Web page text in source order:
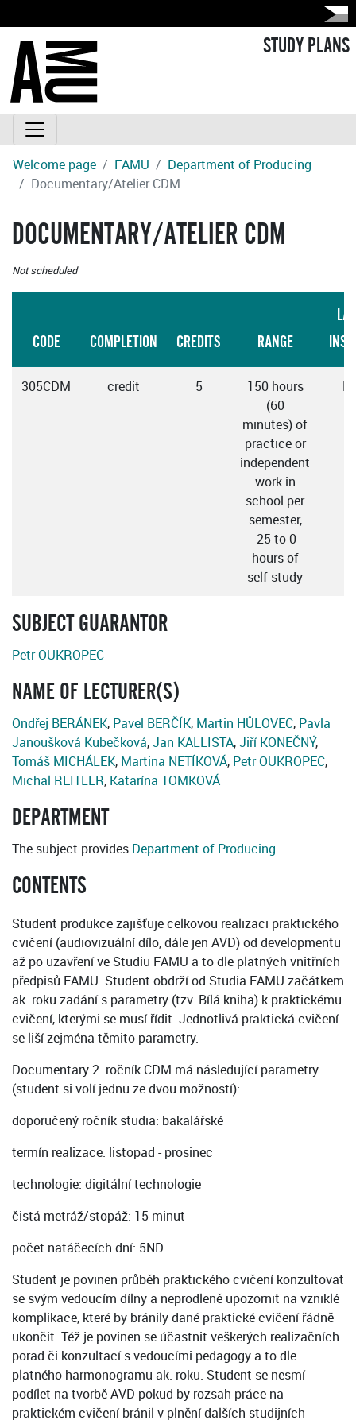
STUDY PLANS
Welcome page FAMU
Department of Producing
Documentary/Atelier CDM
DOCUMENTARY/ATELIER CDM
Not scheduled
CODE COMPLETION CREDITS RANGE
305CDM credit 5
150 hours
(60
minutes) of
practice or
independent
work in
school per
semester,
-25 to 0
hours of
self-study
SUBJECT GUARANTOR
Petr OUKROPEC
NAME OF LECTURER(S)
Ondřej BERÁNEK, Pavel BERČÍK, Martin HŮLOVEC, Pavla
Janoušková Kubečková,Jan KALLISTA,Jiří KONEČNÝ,
Tomáš MICHÁLEK, Martina NETÍKOVÁ, Petr OUKROPEC,
Michal REITLER, Katarína TOMKOVÁ
DEPARTMENT
The subject provides Department of Producing
CONTENTS
Student produkce zajišťuje celkovou realizaci praktického
cvičení (audiovizuální dílo, dále jen AVD) od developmentu
až po uzavření ve Studiu FAMU a to dle platných vnitřních
předpisů FAMU. Student obdrží od Studia FAMU začátkem
ak. roku zadání s parametry (tzv. Bílá kniha) k praktickému
cvičení, kterými se musí řídit. Jednotlivá praktická cvičení
se liší zejména těmito parametry.
Documentary 2. ročník CDM má následující parametry
(student si volí jednu ze dvou možností):
doporučený ročník studia: bakalářské
termín realizace: listopad - prosinec
technologie: digitální technologie
čistá metráž/stopáž: 15 minut
počet natáčecích dní: 5ND
Student je povinen průběh praktického cvičení konzultovat
se svým vedoucím dílny a neprodleně upozornit na vzniklé
komplikace, které by bránily dané praktické cvičení řádně
ukončit. Též je povinen se účastnit veškerých realizačních
porad či konzultací s vedoucími pedagogy a to dle
platného harmonogramu ak. roku. Student se nesmí
podílet na tvorbě AVD pokud by rozsah práce na
praktickém cvičení bránil v plnění dalších studijních